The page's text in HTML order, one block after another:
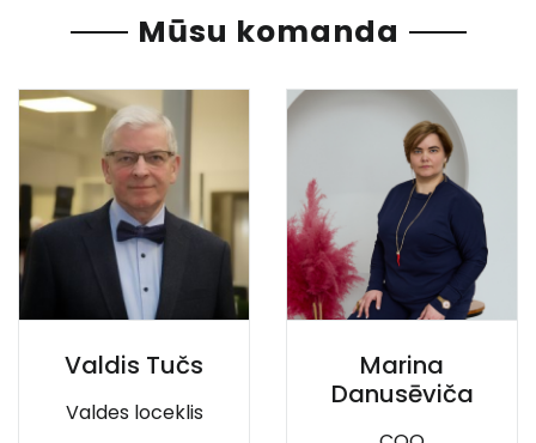
Mūsu komanda
Valdis Tučs
Valdes loceklis
Marina
Danusēviča